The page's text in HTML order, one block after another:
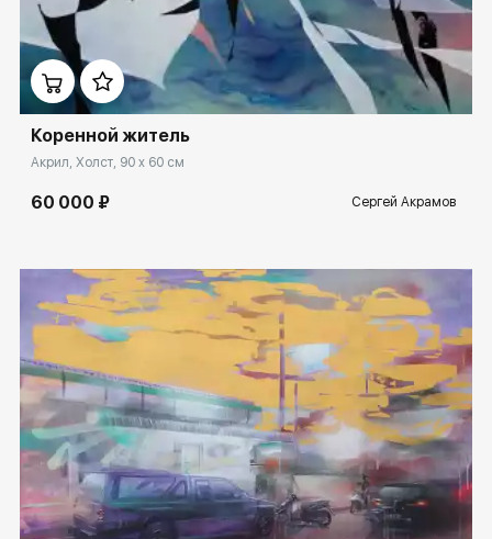
Домен: ekb.rakovgallery.ru
Коренной житель
Акрил, Холст, 90 x 60 см
60 000 ₽ Сергей Акрамов